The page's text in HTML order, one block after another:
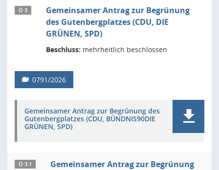
Ö 3
Gemeinsamer Antrag zur Begrünung
des Gutenbergplatzes (CDU, DIE
GRÜNEN, SPD)
Beschluss: mehrheitlich beschlossen
0791/2026
Gemeinsamer Antrag zur Begrünung des
Gutenbergplatzes (CDU, BÜNDNIS90DIE
GRÜNEN, SPD)
Ö 3.1
Gemeinsamer Antrag zur Begrünung